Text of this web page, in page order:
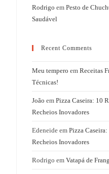
Rodrigo em Pesto de
Saudável
Recent Comments
Meu tempero em Receitas
Técnicas!
João em Pizza Caseira: 10
Recheios Inovadores
Edeneide em Pizza Caseira:
Recheios Inovadores
Rodrigo em Vatapá de